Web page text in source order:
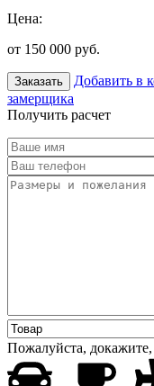
Цена:
от 150 000 руб.
Заказать Добавить в
замерщика
Получить расчет
Пожалуйста,